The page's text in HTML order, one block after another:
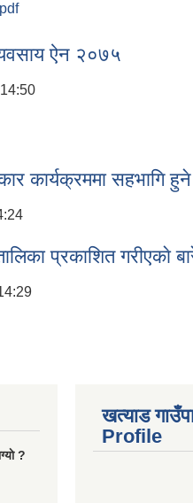
ऐन २०७५
कार्यक्रममा सहभागि
प्रकाशित गरीएकाे
?
खत्याड
Profile